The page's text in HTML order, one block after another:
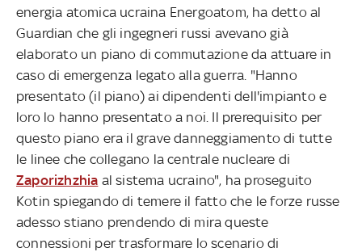
energia atomica ucraina Energoatom, ha detto al
Guardian che gli ingegneri russi avevano già
elaborato un piano di commutazione da attuare in
caso di emergenza legato alla guerra. "Hanno
presentato (il piano) ai dipendenti dell'impianto e
loro lo hanno presentato a noi. Il prerequisito per
questo piano era il grave danneggiamento di tutte
le linee che collegano la centrale nucleare di
Zaporizhzhia al sistema ucraino", ha proseguito
Kotin spiegando di temere il fatto che le forze russe
adesso stiano prendendo di mira queste
connessioni per trasformare lo scenario di